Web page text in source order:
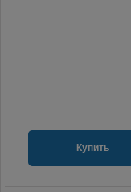
Купить